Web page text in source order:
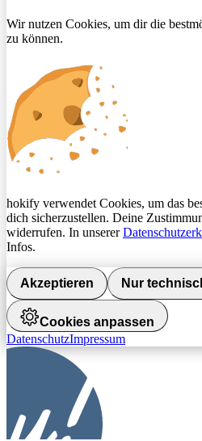
Wir nutzen Cookies, um dir die
zu können.
hokify verwendet Cookies, um das
dich sicherzustellen. Deine
widerrufen. In unserer
Infos.
Akzeptieren Nur
Cookies anpassen
DatenschutzImpressum